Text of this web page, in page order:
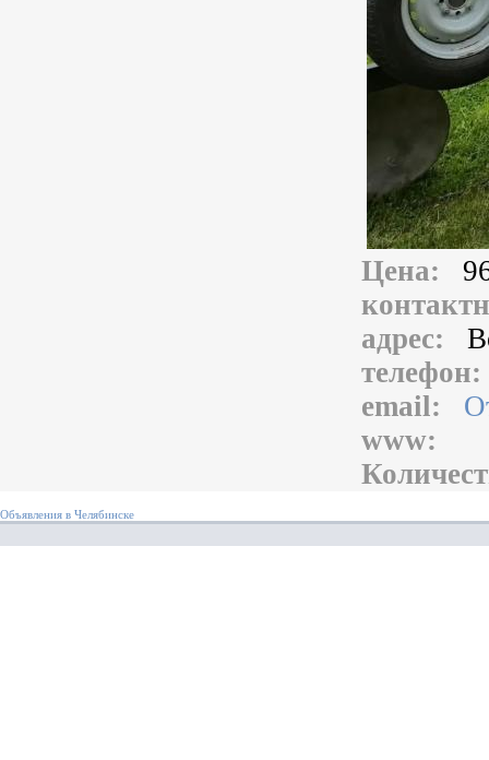
Цена:
адрес:
email:
www:
Объявления в Челябинске